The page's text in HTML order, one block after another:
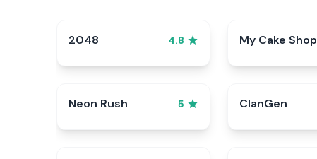
2048 4.8 My Cake Shop
Neon Rush 5 ClanGen